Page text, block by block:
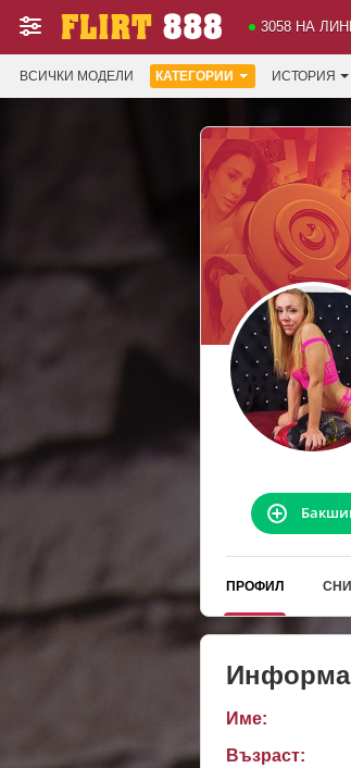
3058 НА
ВСИЧКИ МОДЕЛИ КАТЕГОРИИ ИСТОРИЯ
ПРОФИЛ
Име:
Възраст: